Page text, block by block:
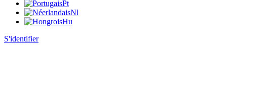
Pt
Nl
Hu
S'identifier